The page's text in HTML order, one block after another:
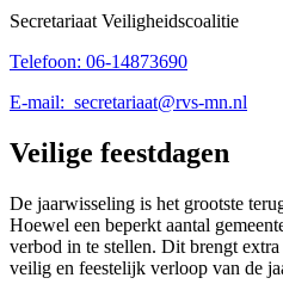
Secretariaat Veiligheidscoalitie
Telefoon: 06-14873690
E-mail: secretariaat@rvs-mn.nl
Veilige feestdagen
De jaarwisseling is het grootste
Hoewel een beperkt aantal
verbod in te stellen. Dit brengt
veilig en feestelijk verloop van de